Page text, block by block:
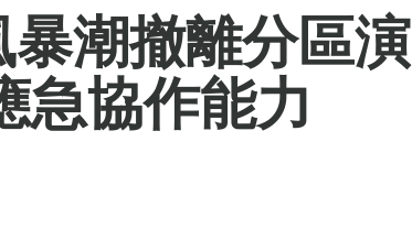
潮撤離分區演
急協作能力